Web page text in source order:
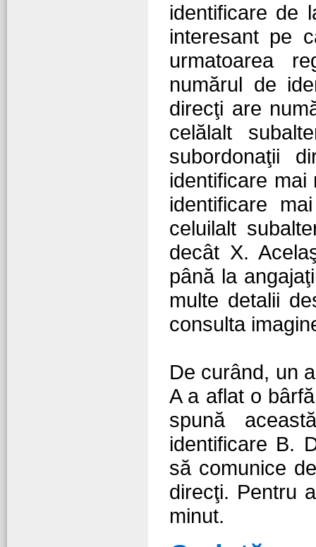
identificare de
interesant pe
urmatoarea
numărul de
direcţi are
celălalt
subordonaţii
identificare
identificare
celuilalt
decât X.
până la
multe detalii
consulta
De curând, un
A a aflat o
spună
identificare B.
să comunice
direcţi. Pentru
minut.